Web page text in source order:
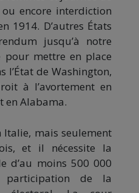
encore interdiction
1914. D’autres États
jusqu’à notre
pour mettre en place
l’État de Washington,
à l’avortement en
en Alabama.
Italie, mais seulement
et il nécessite la
d’au moins 500 000
participation de la